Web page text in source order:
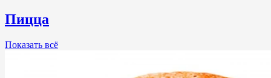
Пицца
Показать всё